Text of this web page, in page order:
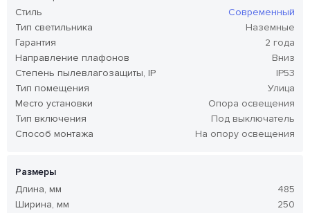
Стиль
Современный
Тип светильника
Наземные
Гарантия
2 года
Направление плафонов
Вниз
Степень пылевлагозащиты, IP
IP53
Тип помещения
Улица
Место установки
Опора освещения
Тип включения
Под выключатель
Способ монтажа
На опору освещения
Размеры
Длина, мм
485
Ширина, мм
250